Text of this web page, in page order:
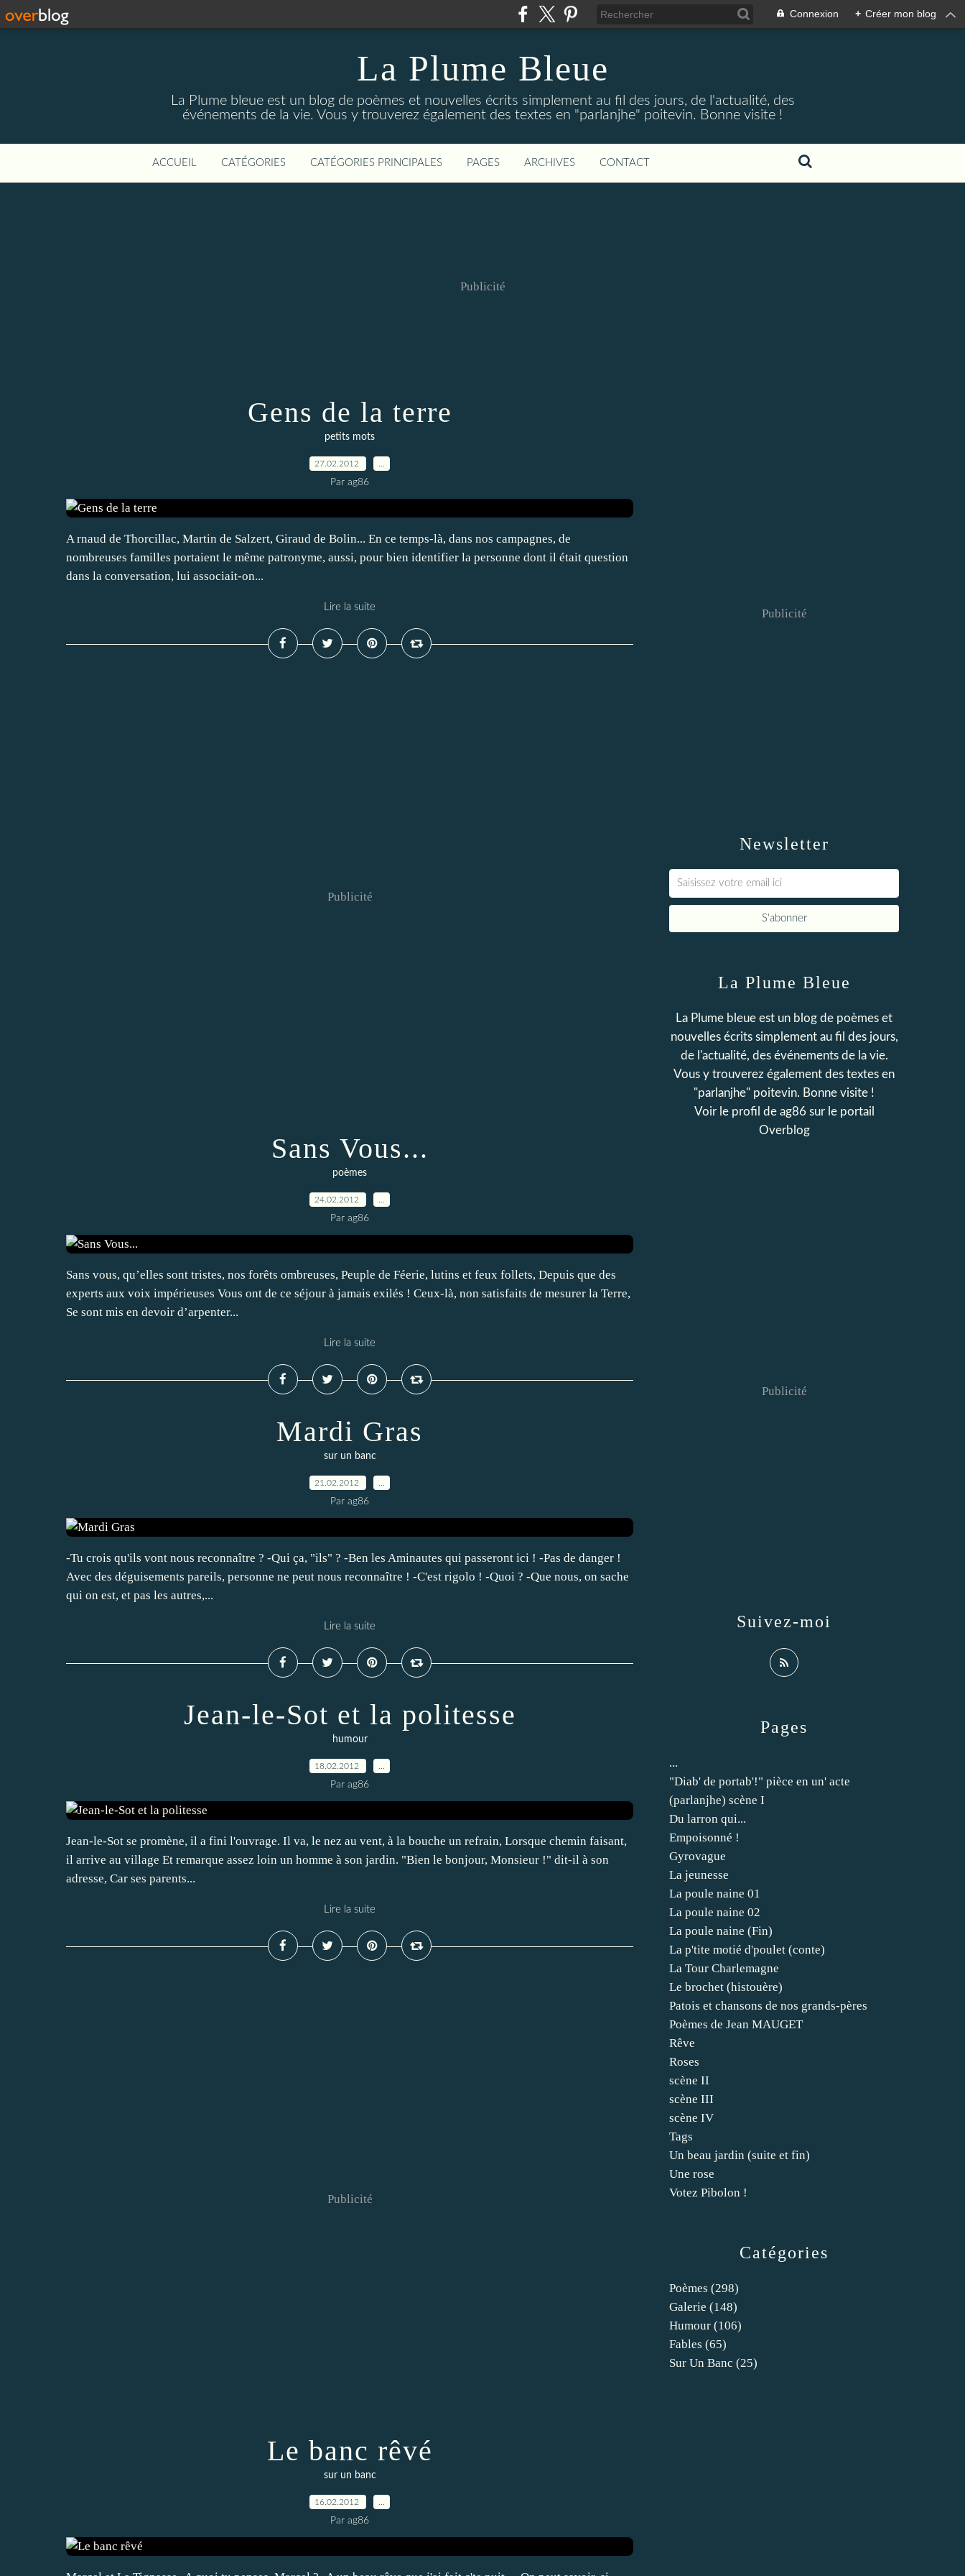
Connexion + Créer mon blog
La Plume Bleue
La Plume bleue est un blog de poèmes et nouvelles écrits simplement au fil des jours, de l'actualité, des
événements de la vie. Vous y trouverez également des textes en "parlanjhe" poitevin. Bonne visite !
ACCUEIL CATÉGORIES CATÉGORIES PRINCIPALES PAGES ARCHIVES CONTACT
Publicité
Gens de la terre
petits mots
27.02.2012
Par ag86
A rnaud de Thorcillac, Martin de Salzert, Giraud de Bolin... En ce temps-là, dans nos campagnes, de
nombreuses familles portaient le même patronyme, aussi, pour bien identifier la personne dont il était question
dans la conversation, lui associait-on...
Lire la suite
Publicité
Sans Vous...
poèmes
24.02.2012
Par ag86
Sans vous, qu’elles sont tristes, nos forêts ombreuses, Peuple de Féerie, lutins et feux follets, Depuis que des
experts aux voix impérieuses Vous ont de ce séjour à jamais exilés ! Ceux-là, non satisfaits de mesurer la Terre,
Se sont mis en devoir d’arpenter...
Lire la suite
Mardi Gras
sur un banc
21.02.2012
Par ag86
-Tu crois qu'ils vont nous reconnaître ? -Qui ça, "ils" ? -Ben les Aminautes qui passeront ici ! -Pas de danger !
Avec des déguisements pareils, personne ne peut nous reconnaître ! -C'est rigolo ! -Quoi ? -Que nous, on sache
qui on est, et pas les autres,...
Lire la suite
Jean-le-Sot et la politesse
humour
18.02.2012
Par ag86
Jean-le-Sot se promène, il a fini l'ouvrage. Il va, le nez au vent, à la bouche un refrain, Lorsque chemin faisant,
il arrive au village Et remarque assez loin un homme à son jardin. "Bien le bonjour, Monsieur !" dit-il à son
adresse, Car ses parents...
Lire la suite
Publicité
Le banc rêvé
sur un banc
16.02.2012
Par ag86
Newsletter
Publicité
Catégories
Poèmes (298)
Galerie (148)
Humour (106)
Fables (65)
Sur Un Banc (25)
Pages
...
"Diab' de portab'!" pièce en un' acte
(parlanjhe) scène I
Du larron qui...
Empoisonné !
Gyrovague
La jeunesse
La poule naine 01
La poule naine 02
La poule naine (Fin)
La p'tite motié d'poulet (conte)
La Tour Charlemagne
Le brochet (histouère)
Patois et chansons de nos grands-pères
Poèmes de Jean MAUGET
Rêve
Roses
scène II
scène III
scène IV
Tags
Un beau jardin (suite et fin)
Une rose
Votez Pibolon !
La Plume Bleue
La Plume bleue est un blog de poèmes et
nouvelles écrits simplement au fil des jours,
de l'actualité, des événements de la vie.
Vous y trouverez également des textes en
"parlanjhe" poitevin. Bonne visite !
Voir le profil de ag86 sur le portail
Overblog
Suivez-moi
Publicité